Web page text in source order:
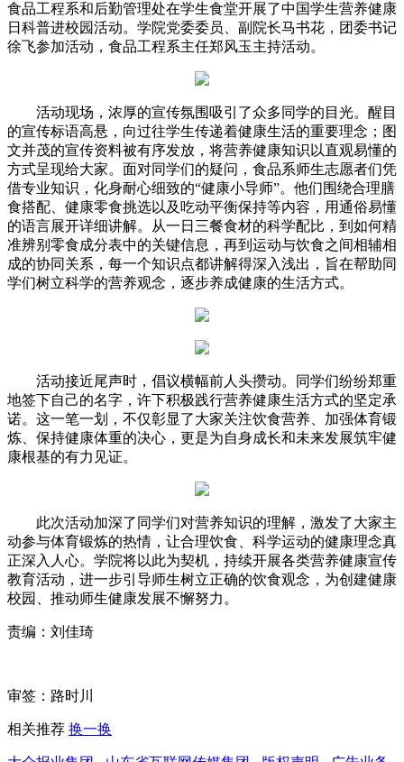
食品工程系和后勤管理处在学生食堂开展了中国学生营养健康
日科普进校园活动。学院党委委员、副院长马书花，团委书记
徐飞参加活动，食品工程系主任郑风玉主持活动。
活动现场，浓厚的宣传氛围吸引了众多同学的目光。醒目
的宣传标语高悬，向过往学生传递着健康生活的重要理念；图
文并茂的宣传资料被有序发放，将营养健康知识以直观易懂的
方式呈现给大家。面对同学们的疑问，食品系师生志愿者们凭
借专业知识，化身耐心细致的“健康小导师”。他们围绕合理膳
食搭配、健康零食挑选以及吃动平衡保持等内容，用通俗易懂
的语言展开详细讲解。从一日三餐食材的科学配比，到如何精
准辨别零食成分表中的关键信息，再到运动与饮食之间相辅相
成的协同关系，每一个知识点都讲解得深入浅出，旨在帮助同
学们树立科学的营养观念，逐步养成健康的生活方式。
活动接近尾声时，倡议横幅前人头攒动。同学们纷纷郑重
地签下自己的名字，许下积极践行营养健康生活方式的坚定承
诺。这一笔一划，不仅彰显了大家关注饮食营养、加强体育锻
炼、保持健康体重的决心，更是为自身成长和未来发展筑牢健
康根基的有力见证。
此次活动加深了同学们对营养知识的理解，激发了大家主
动参与体育锻炼的热情，让合理饮食、科学运动的健康理念真
正深入人心。学院将以此为契机，持续开展各类营养健康宣传
教育活动，进一步引导师生树立正确的饮食观念，为创建健康
校园、推动师生健康发展不懈努力。
责编：刘佳琦
审签：路时川
相关推荐 换一换